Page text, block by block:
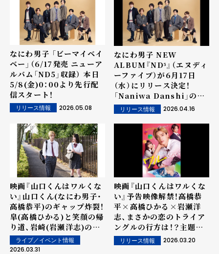
なにわ男子 「ビーマイベイ
ベー」（6/17発売 ニューア
ルバム「ND5」収録） 本日
5/8(金)0：00より先行配
信スタート！
リリース情報 2026.05.08
なにわ男子 NEW
ALBUM『ND⁵』（エヌディ
ーファイブ）が6月17日
（水）にリリース決定！
「Naniwa Danshi」の５
乗をタイトルに掲げた、煌
めき溢れるニューアルバ
ム。 たくさんの愛と幸せ
を届ける 5 周年イヤーの
セレブレーション開幕と共
リリース情報 2026.04.16
映画『山口くんはワルくな
い』山口くん(なにわ男子・
高橋恭平)のギャップ炸裂！
皐(高橋ひかる)と笑顔の帰
り道、岩崎(岩瀬洋志)のゼ
ロ距離2ショットまで！？恋
のトライアングル期待高ま
ライブ／イベント情報
2026.03.31
映画『山口くんはワルくな
い』予告映像解禁！高橋恭
平×高橋ひかる×岩瀬洋
志、まさかの恋のトライア
ングルの行方は！？主題歌
＝なにわ男子の関西弁ラブ
ソングも初解禁！！
リリース情報 2026.03.20